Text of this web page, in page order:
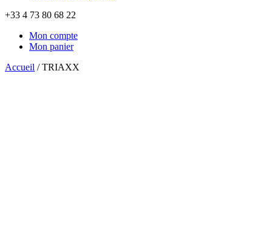
+33 4 73 80 68 22
Mon compte
Mon panier
Accueil /TRIAXX